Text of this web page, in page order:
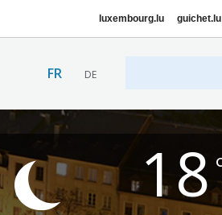
luxembourg.lu guichet.lu
FR DE
18